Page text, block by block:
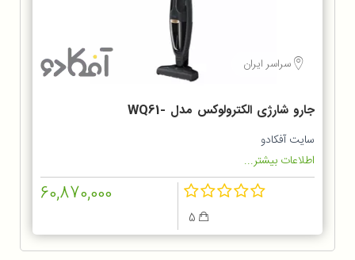
سراسر ایران
جارو شارژی الکترولوکس مدل WQ61-
1OGG
سایت آفکادو
اطلاعات بیشتر...
60,870,000